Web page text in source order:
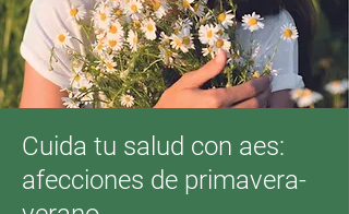
Cuida tu salud con aes:
afecciones de primavera-